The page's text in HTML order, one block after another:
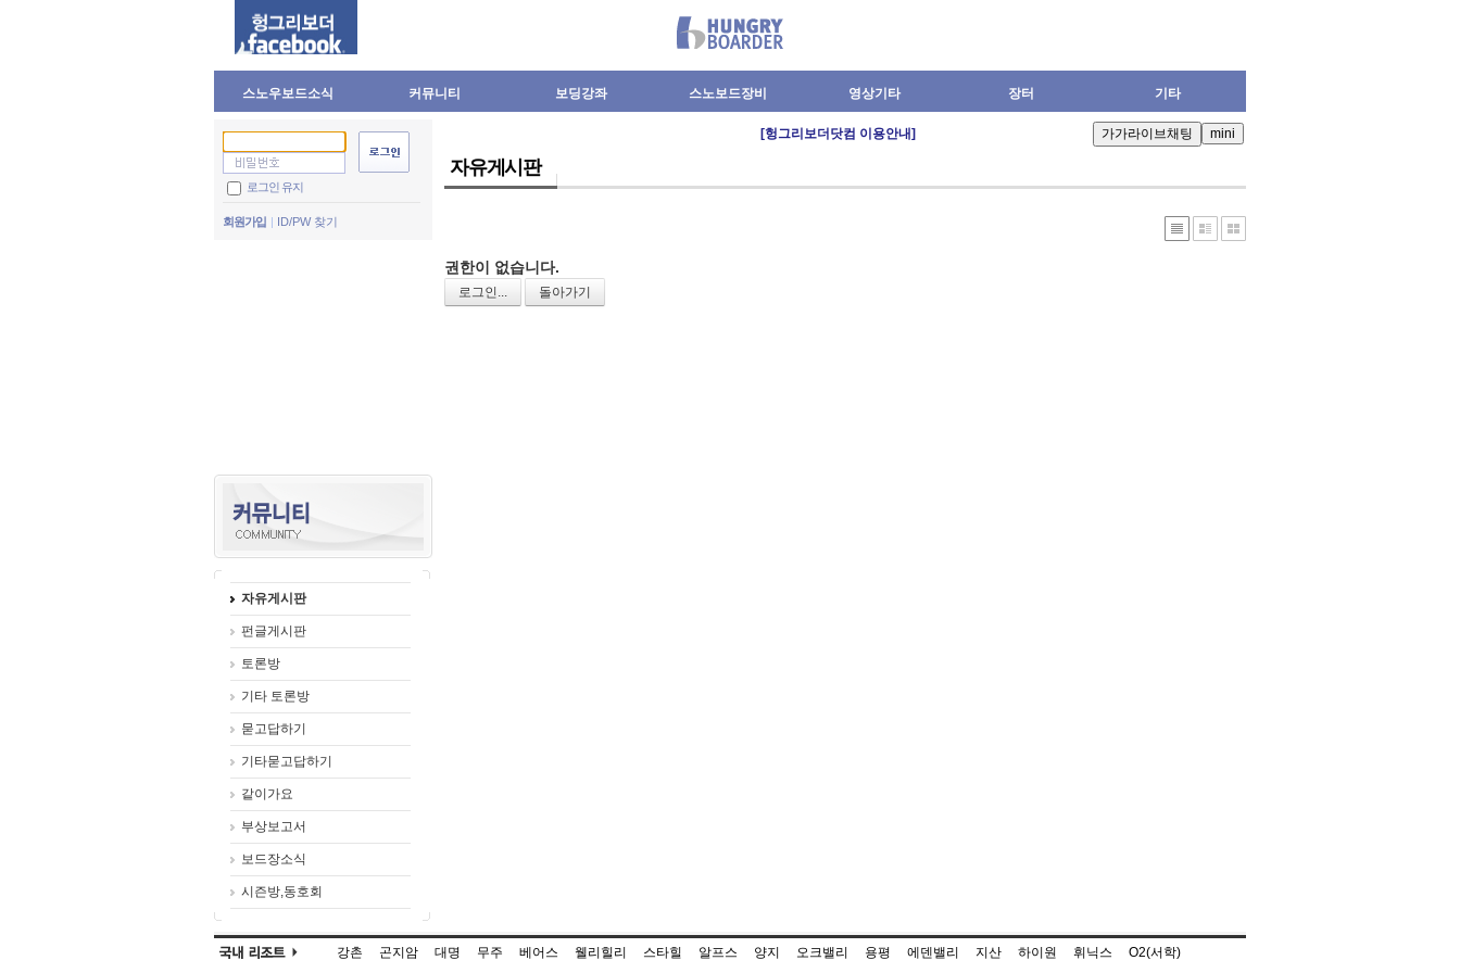
스노우보드소식 커뮤니티 보딩강좌 스노보드장비 영상기타 장터 기타
로그인 유지
회원가입 ID/PW 찾기
자유게시판
펀글게시판
토론방
기타 토론방
묻고답하기
기타묻고답하기
같이가요
부상보고서
보드장소식
시즌방,동호회
[헝그리보더닷컴 이용안내]
자유게시판
권한이 없습니다.
로그인... 돌아가기
강촌 곤지암 대명 무주 베어스 웰리힐리 스타힐 알프스 양지 오크밸리 용평 에덴밸리 지산 하이원 휘닉스 O2(서학)